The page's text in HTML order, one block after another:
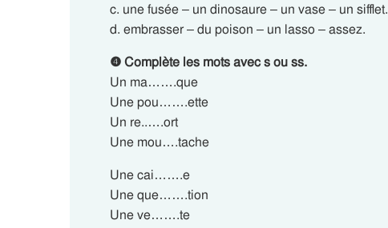
c. une fusée – un dinosaure – un vase – un sifflet.
d. embrasser – du poison – un lasso – assez.
❹ Complète les mots avec s ou ss.
Un ma…….que
Une pou…….ette
Un re..….ort
Une mou….tache
Une cai…….e
Une que…….tion
Une ve…….te